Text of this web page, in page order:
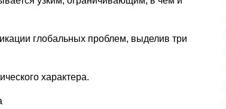
глобальных проблем, выделив три
характера.